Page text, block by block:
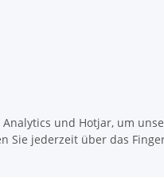
Analytics und Hotjar, um
Sie jederzeit über das